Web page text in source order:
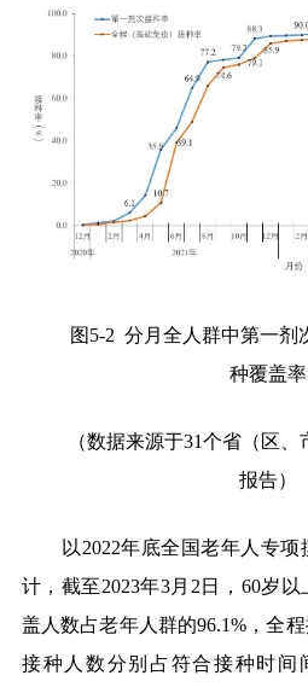
图5-2 分月全人群中第一剂
种覆盖率
（数据来源于31个省（区、
报告）
以 2022年底全国老年人专项
计，截至2023年3月 2 日， 60岁以
盖人数占老年人群的96.1% ，全
接种人数分别占符合接种时间